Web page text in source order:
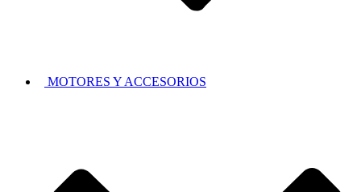
MOTORES Y ACCESORIOS